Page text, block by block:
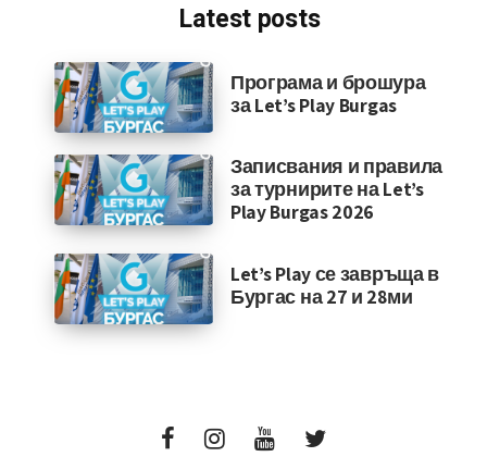
Latest posts
Програма и брошура
за Let’s Play Burgas
Записвания и правила
за турнирите на Let’s
Play Burgas 2026
Let’s Play се завръща в
Бургас на 27 и 28ми